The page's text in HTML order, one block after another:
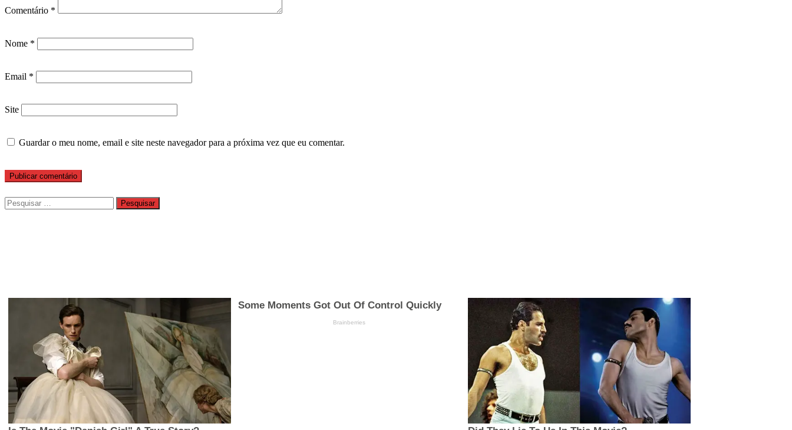
Comentário *
Nome *
Email *
Site
Guardar o meu nome, email e site neste navegador para a próxima vez que eu comentar.
Pesquisar
por: